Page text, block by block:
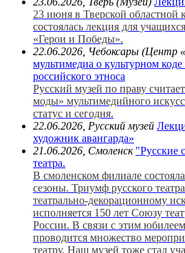
23 июня в Тверской областной
состоялась лекция для
«Герои и Победы».
22.06.2026, Чебоксары (Центр
мультимедиа о культурном
российского этноса
Русский музей по праву
моды» мультимедийного
статус и сегодня.
22.06.2026, Русский музей
художник авангарда»
21.06.2026, Смоленск "Русские
театра.
В смоленском филиале
сезоны. Триумф русского
театрально-декорационному
исполняется 150 лет Союзу
России. В связи с этим
проводится множество
театру. Наш музей тоже стал